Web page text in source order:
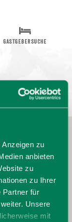
zu
anbieten
zu
zu Ihrer
Partner für
Unsere
mit
GASTGEBERSUCHE